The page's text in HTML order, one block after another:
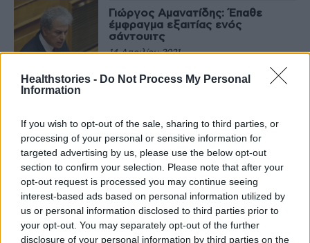
Healthstories - Do Not Process My Personal
Information
If you wish to opt-out of the sale, sharing to third parties, or
processing of your personal or sensitive information for
targeted advertising by us, please use the below opt-out
section to confirm your selection. Please note that after your
opt-out request is processed you may continue seeing
interest-based ads based on personal information utilized by
us or personal information disclosed to third parties prior to
your opt-out. You may separately opt-out of the further
disclosure of your personal information by third parties on the
ΙΣΤΟΡΊΕΣ ΥΓΕΊΑΣ
Γιώργος Αμανατίδης: Έπαθε
έμφραγμα εξαιτίας ενός
σάντουιτς
14 Απριλίου 2021
EΠΙΣΤΗΜΟΝΙΚΆ
κίνδυνο την καρδιά
30 Μαρτίου 2021
Έξι επιπλοκές της εγκυμοσύνης
που μπορεί να οδηγήσουν σε
έμφραγμα και εγκεφαλικό
29 Μαρτίου 2021